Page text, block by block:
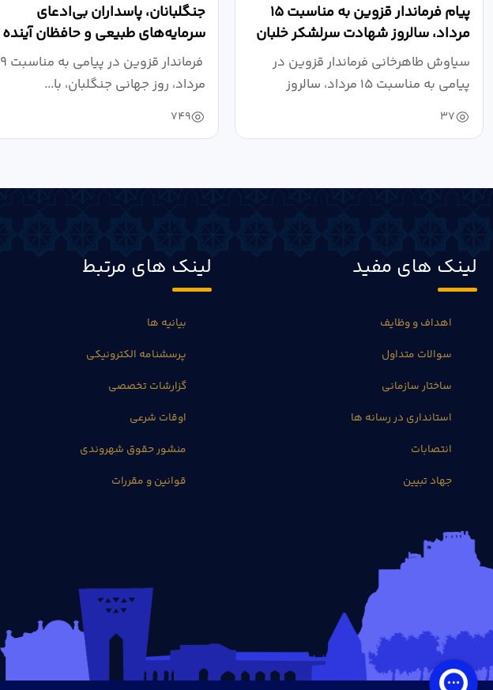
پیام فرماندار قزوین به مناسبت ۱۵
مرداد، سالروز شهادت سرلشکر خلبان
شهید عباس...
سیاوش طاهرخانی فرماندار قزوین در
پیامی به مناسبت ۱۵ مرداد، سالروز
شهادت...
37
جنگلبانان، پاسداران بی‌ادعای
سرمایه‌های طبیعی و حافظان آینده
سرزمین هستند
فرماندار قزوین در پیامی به مناسبت ۹
مرداد، روز جهانی جنگلبان، با...
749
لینک های مفید
اهداف و وظایف
سوالات متداول
ساختار سازمانی
استانداری در رسانه ها
انتصابات
جهاد تبیین
لینک های مرتبط
بیانیه ها
پرسشنامه الکترونیکی
گزارشات تخصصی
اوقات شرعی
منشور حقوق شهروندی
قوانین و مقررات